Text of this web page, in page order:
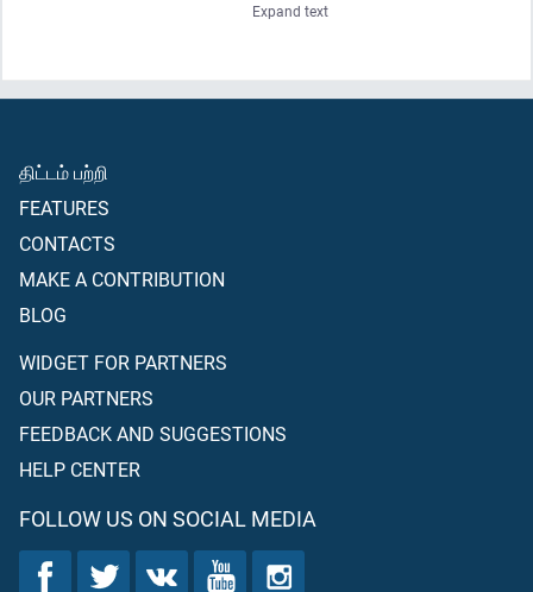
மேலும், எவரொருவர் ஓராத்மாவை வாழ வைக்கிறாரோ அவர் மக்கள்
Expand text
திட்டம் பற்றி
FEATURES
CONTACTS
MAKE A CONTRIBUTION
BLOG
WIDGET FOR PARTNERS
OUR PARTNERS
FEEDBACK AND SUGGESTIONS
HELP CENTER
FOLLOW US ON SOCIAL MEDIA